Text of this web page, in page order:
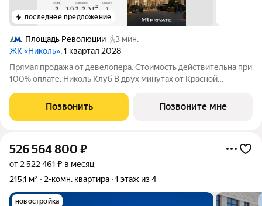
последнее предложение
Площадь Революции
3 мин.
ЖК «Николь», 1 квартал 2028
Прямая продажа от девелопера. Стоимость действительна при
100% оплате. Николь Клуб В двух минутах от Красной
рождается новая архитектурная доминанта Москвы. Николь
Клуб часть делюкс-квартала Николь
Позвонить Позвоните мне
526 564 800 ₽
от 2 522 461 ₽ в месяц
215,1 м²
2-комн. квартира 1 этаж из 4
новостройка